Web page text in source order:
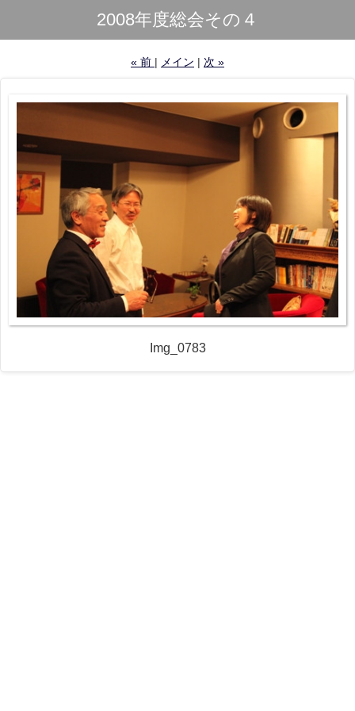
2008年度総会その４
« 前 メイン 次 »
Img_0783